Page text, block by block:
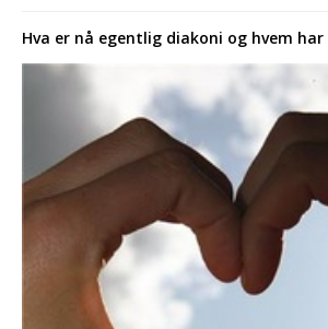
Hva er nå egentlig diakoni og hvem